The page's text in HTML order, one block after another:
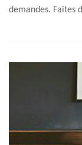
demandes. Faites